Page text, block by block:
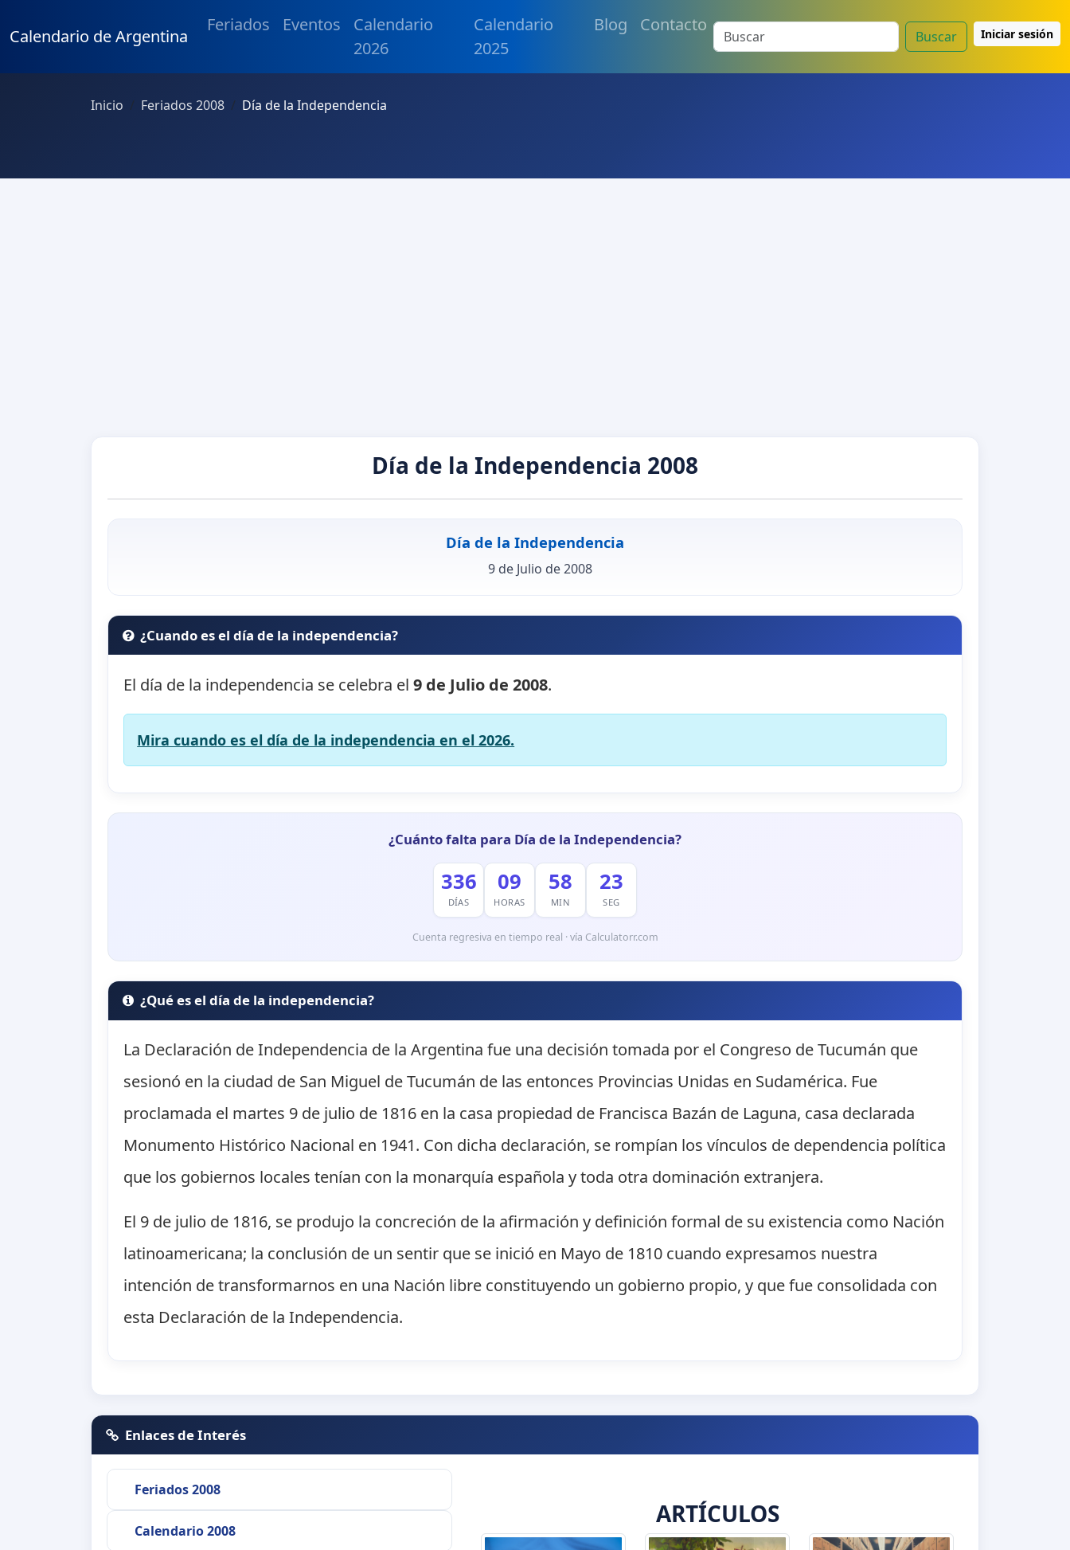
Calendario de Argentina
Feriados Eventos
Calendario
2026
Calendario
2025
Blog Contacto
Buscar Iniciar sesión
Inicio Feriados 2008 Día de la Independencia
Día de la Independencia 2008
Día de la Independencia
9 de Julio de 2008
¿Cuando es el día de la independencia?
El día de la independencia se celebra el9 de Julio de 2008.
Mira cuando es el día de la independencia en el 2026.
¿Cuánto falta para Día de la Independencia?
336
DÍAS
09
HORAS
58
MIN
22
SEG
Cuenta regresiva en tiempo real · vía Calculatorr.com
¿Qué es el día de la independencia?
La Declaración de Independencia de la Argentina fue una decisión tomada por el Congreso de Tucumán que
sesionó en la ciudad de San Miguel de Tucumán de las entonces Provincias Unidas en Sudamérica. Fue
proclamada el martes 9 de julio de 1816 en la casa propiedad de Francisca Bazán de Laguna, casa declarada
Monumento Histórico Nacional en 1941. Con dicha declaración, se rompían los vínculos de dependencia política
que los gobiernos locales tenían con la monarquía española y toda otra dominación extranjera.
El 9 de julio de 1816, se produjo la concreción de la afirmación y definición formal de su existencia como Nación
latinoamericana; la conclusión de un sentir que se inició en Mayo de 1810 cuando expresamos nuestra
intención de transformarnos en una Nación libre constituyendo un gobierno propio, y que fue consolidada con
esta Declaración de la Independencia.
Enlaces de Interés
Feriados 2008
Calendario 2008
ARTÍCULOS